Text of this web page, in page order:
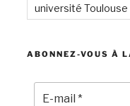
université Toulouse
ABONNEZ-VOUS À